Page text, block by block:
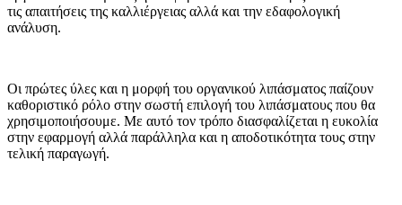
τις απαιτήσεις της καλλιέργειας αλλά και την εδαφολογική
ανάλυση.
Οι πρώτες ύλες και η μορφή του οργανικού λιπάσματος παίζουν
καθοριστικό ρόλο στην σωστή επιλογή του λιπάσματους που θα
χρησιμοποιήσουμε. Με αυτό τον τρόπο διασφαλίζεται η ευκολία
στην εφαρμογή αλλά παράλληλα και η αποδοτικότητα τους στην
τελική παραγωγή.